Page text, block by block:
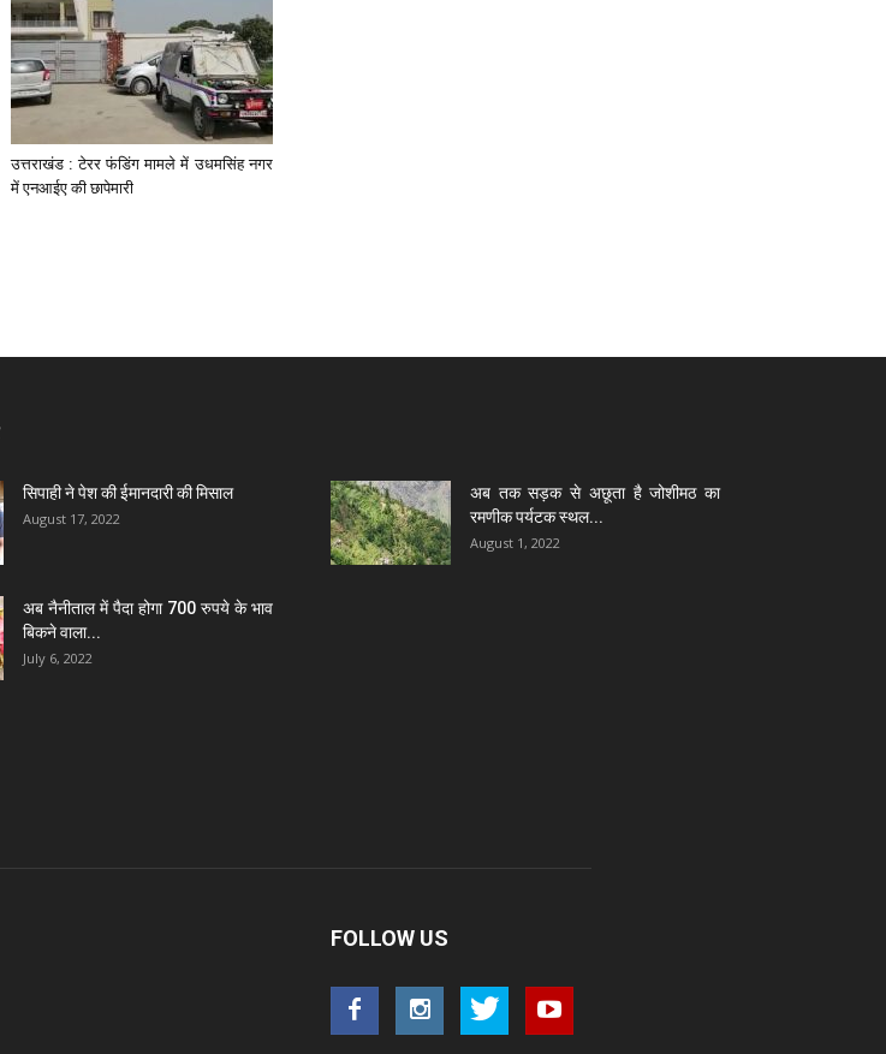
उत्तराखंड : टेरर फंडिंग मामले में उधमसिंह नगर
में एनआईए की छापेमारी
सिपाही ने पेश की ईमानदारी की मिसाल
August 17, 2022
अब तक सड़क से अछूता है जोशीमठ का
रमणीक पर्यटक स्थल...
August 1, 2022
अब नैनीताल में पैदा होगा 700 रुपये के भाव
बिकने वाला...
July 6, 2022
FOLLOW US